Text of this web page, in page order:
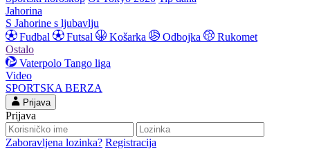
Jahorina
S Jahorine s ljubavlju
Fudbal
Futsal Košarka Odbojka
Rukomet
Ostalo
Vaterpolo Tango liga
Video
SPORTSKA BERZA
Prijava
Prijava
Zaboravljena lozinka? Registracija